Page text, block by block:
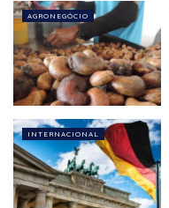
AGRONEGÓCIO
INTERNACIONAL